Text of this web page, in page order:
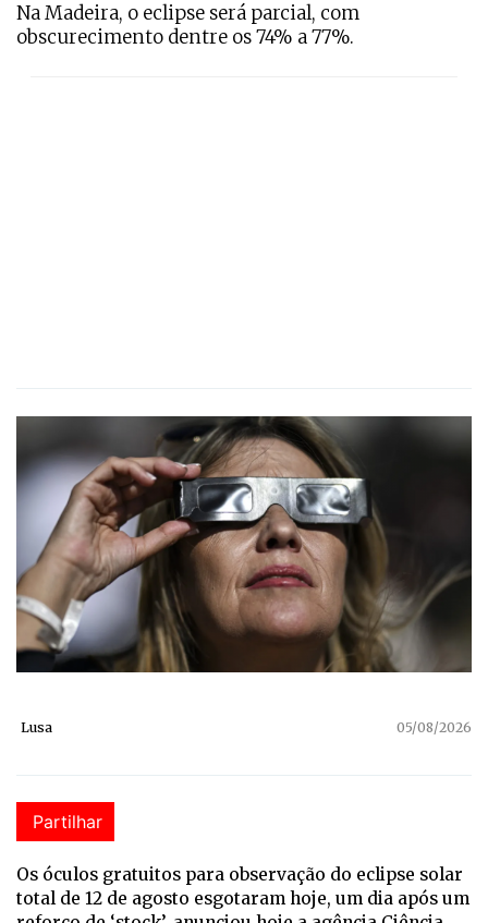
Na Madeira, o eclipse será parcial, com
obscurecimento dentre os 74% a 77%.
Lusa 05/08/2026
Partilhar
Os óculos gratuitos para observação do eclipse solar
total de 12 de agosto esgotaram hoje, um dia após um